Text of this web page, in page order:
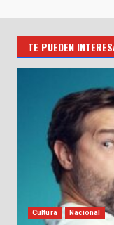
TE PUEDEN
Cultura Nacional